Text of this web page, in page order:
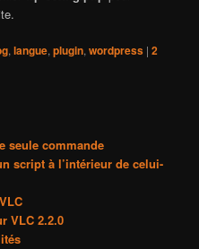
,langue,plugin,wordpress |2
seule commande
script à l’intérieur de celui-
VLC 2.2.0